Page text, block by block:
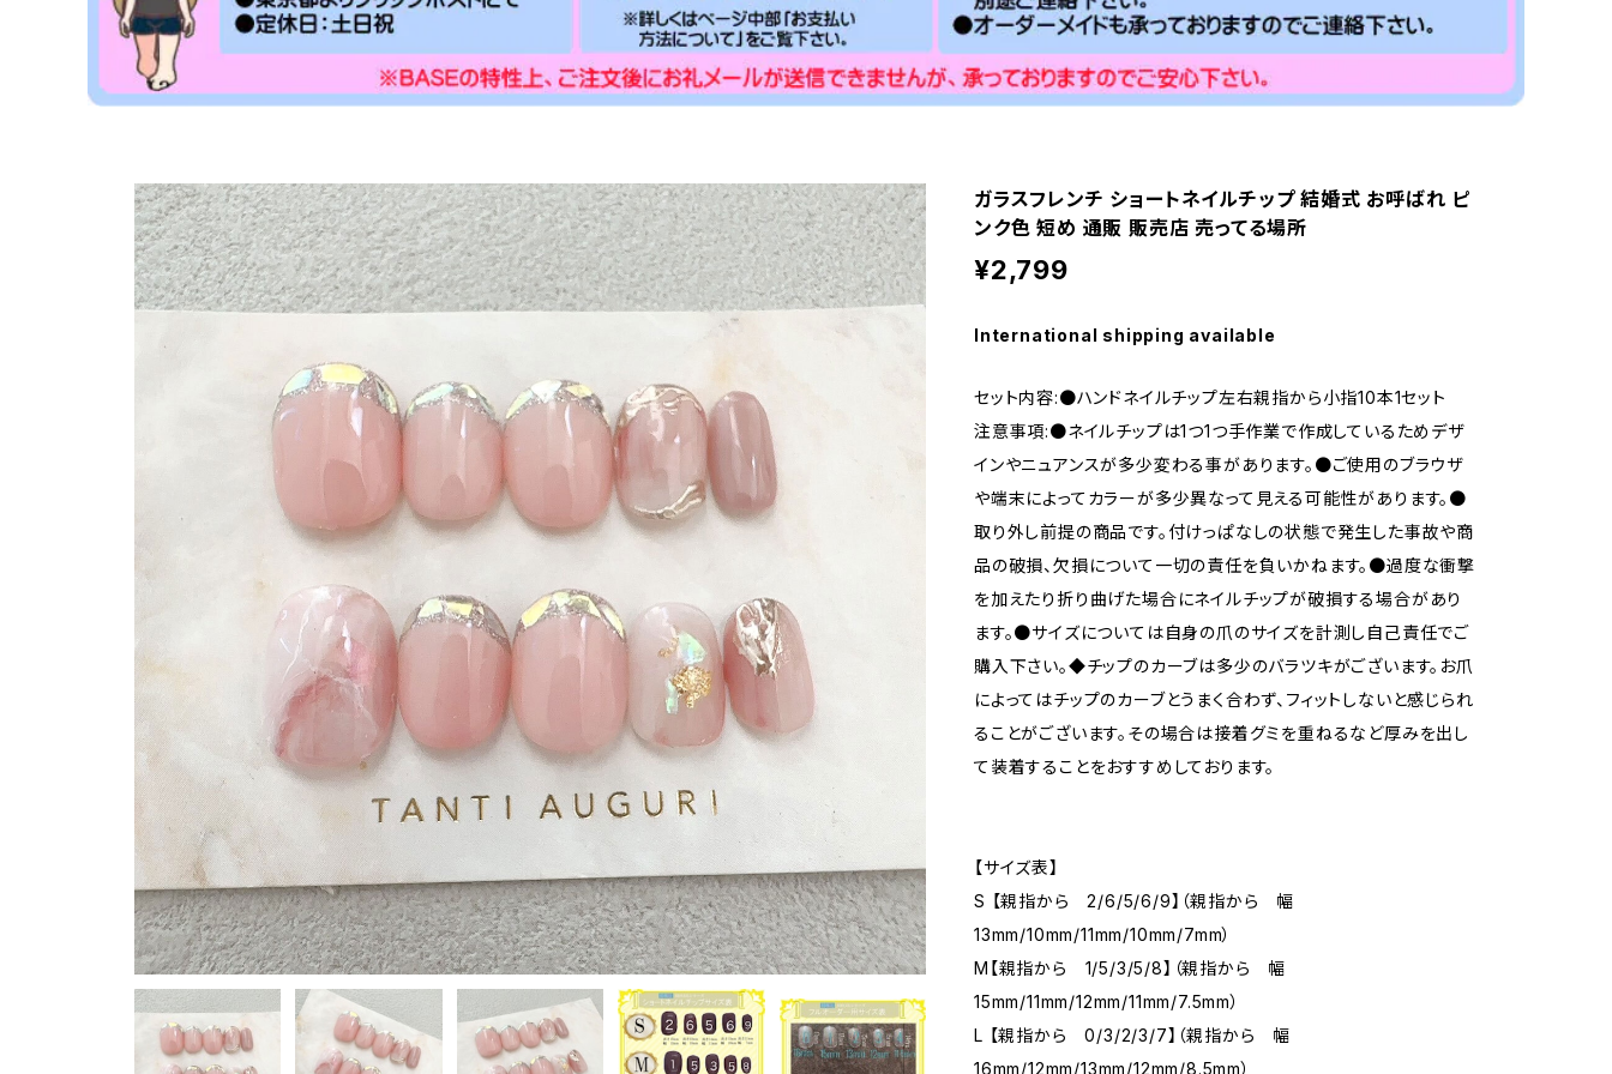
ガラスフレンチ ショートネイルチップ 結婚式 お呼ばれ ピ
ンク色 短め 通販 販売店 売ってる場所
¥2,799
International shipping available
セット内容:●ハンドネイルチップ左右親指から小指10本1セット
注意事項:●ネイルチップは1つ1つ手作業で作成しているためデザ
インやニュアンスが多少変わる事があります。●ご使用のブラウザ
や端末によってカラーが多少異なって見える可能性があります。●
取り外し前提の商品です。付けっぱなしの状態で発生した事故や商
品の破損、欠損について一切の責任を負いかねます。●過度な衝撃
を加えたり折り曲げた場合にネイルチップが破損する場合があり
ます。●サイズについては自身の爪のサイズを計測し自己責任でご
購入下さい。◆チップのカーブは多少のバラツキがございます。お爪
によってはチップのカーブとうまく合わず、フィットしないと感じられ
ることがございます。その場合は接着グミを重ねるなど厚みを出し
て装着することをおすすめしております。
【サイズ表】
S 【親指から 2/6/5/6/9】（親指から 幅
13mm/10mm/11mm/10mm/7mm）
M【親指から 1/5/3/5/8】（親指から 幅
15mm/11mm/12mm/11mm/7.5mm）
L 【親指から 0/3/2/3/7】（親指から 幅
16mm/12mm/13mm/12mm/8.5mm）